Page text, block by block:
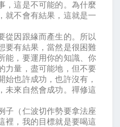
，這是不可能的。為什麼
就不會有結果，這就是一
從因跟緣而產生的。所以
要有結果，當然是很困難
能，要運用你的知識、你
力量，盡可能地，但不要
始也許成功，也許沒有，
未來自然會成功。禪修這
子（仁波切作勢要拿法座
裡，我的目標就是要喝這